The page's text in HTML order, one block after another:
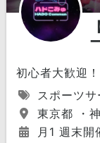
初心者大歓迎！
スポーツ
東京都 ・
月1 週末開